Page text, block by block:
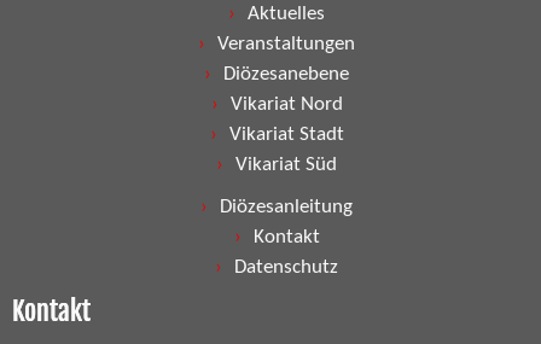
Aktuelles
Veranstaltungen
Diözesanebene
Vikariat Nord
Vikariat Stadt
Vikariat Süd
Diözesanleitung
Kontakt
Datenschutz
Kontakt